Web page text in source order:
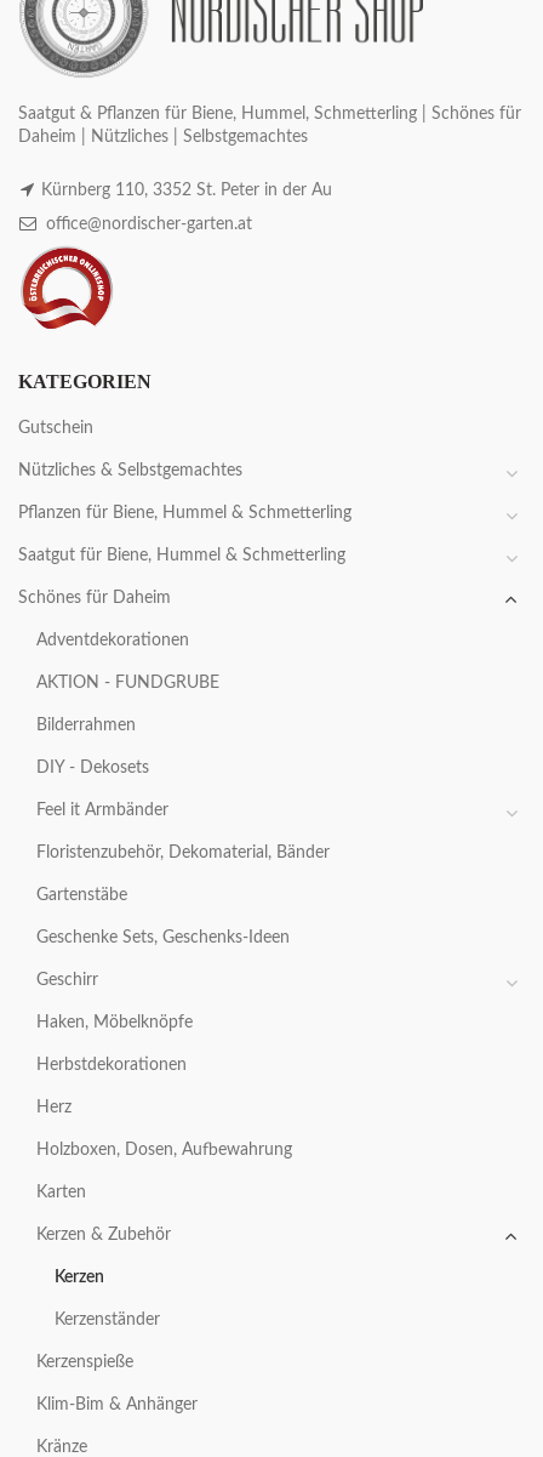
Saatgut & Pflanzen für Biene, Hummel, Schmetterling | Schönes für
Daheim | Nützliches | Selbstgemachtes
Kürnberg 110, 3352 St. Peter in der Au
office@nordischer-garten.at
KATEGORIEN
Gutschein
Nützliches & Selbstgemachtes
Pflanzen für Biene, Hummel & Schmetterling
Saatgut für Biene, Hummel & Schmetterling
Schönes für Daheim
Adventdekorationen
AKTION - FUNDGRUBE
Bilderrahmen
DIY - Dekosets
Feel it Armbänder
Floristenzubehör, Dekomaterial, Bänder
Gartenstäbe
Geschenke Sets, Geschenks-Ideen
Geschirr
Haken, Möbelknöpfe
Herbstdekorationen
Herz
Holzboxen, Dosen, Aufbewahrung
Karten
Kerzen & Zubehör
Kerzen
Kerzenständer
Kerzenspieße
Klim-Bim & Anhänger
Kränze